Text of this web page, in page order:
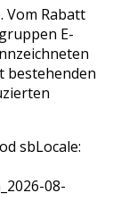
Vom Rabatt
E-
bestehenden
sbLocale:
08-